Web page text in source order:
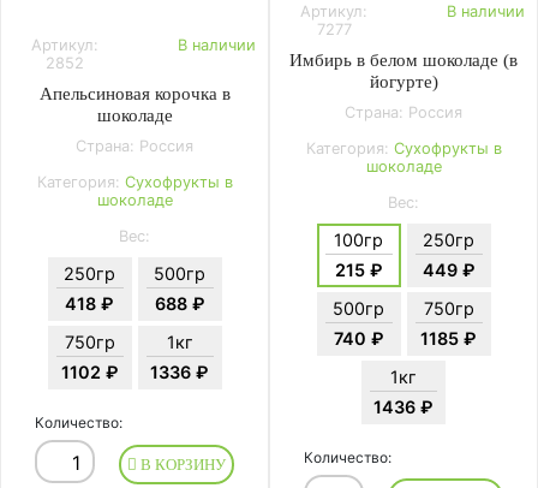
Артикул:
2852
В наличии
Апельсиновая корочка в
шоколаде
Страна: Россия
Категория: Сухофрукты в
шоколаде
Вес:
250гр
418 ₽
500гр
688 ₽
750гр
1102 ₽
1кг
1336 ₽
Количество:
В КОРЗИНУ
Артикул:
7277
В наличии
Имбирь в белом шоколаде (в
йогурте)
Страна: Россия
Категория: Сухофрукты в
шоколаде
Вес:
100гр
215 ₽
250гр
449 ₽
500гр
740 ₽
750гр
1185 ₽
1кг
1436 ₽
Количество: